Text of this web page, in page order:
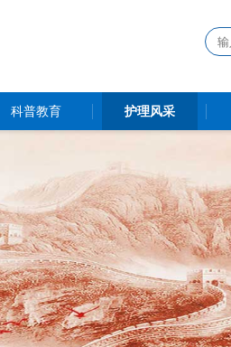
科普教育 护理风采